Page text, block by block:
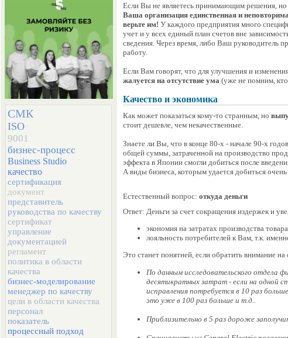
СМК
ISO
9001
бизнес-процесс
Business Studio
качество
сертификация
документ
представитель
руководства по качеству
сертификат
управление
документацией
регламент
политика в области
качества
бизнес-моделирование
менеджер по качеству
цели в области качества
персонал
показатель
процессный подход
Если Вы не являетесь принимающим решения, но
Ваша организация единственная и
верьте им! У каждого предприятия много
учет и у всех единый план счетов вне
сведения. Через время, либо Ваш руководитель
работу.
Если Вам говорят, что для улучшения и
жалуется на отсутствие ума (уже не помним, кто
Качество и экономика
Как может показаться кому-то странным, но
стоит дешевле, чем некачественные.
Знаете ли Вы, что в конце 80-х - начале 90-х
общей суммы, затраченной на производство
эффекта в Японии смогли добиться после
А виды бизнеса, которым удается добиться очень
Естественный вопрос: откуда деньги
Ответ: Деньги за счет сокращения издержек и
экономия на затратах производства
лояльность потребителей к Вам, т.к.
Это станет понятней, если обратить внимание
По данным исследовательского отдела
десятикратных затрат - если на одной
исправления потребуется в 10 раз
это уже в 100 раз больше и т.д..
Приблизительно в 5 раз дороже